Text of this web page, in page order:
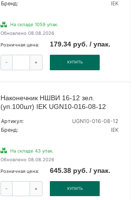
Бренд:
IEK
На складе 1059 упак.
Обновлено 08.08.2026
Розничная цена: 179.34 руб. / упак.
- + КУПИТЬ
Наконечник НШВИ 16-12 зел.
(уп.100шт) IEK UGN10-016-08-12
Артикул:
UGN10-016-08-12
Бренд:
IEK
На складе 43 упак.
Обновлено 08.08.2026
Розничная цена: 645.38 руб. / упак.
- + КУПИТЬ